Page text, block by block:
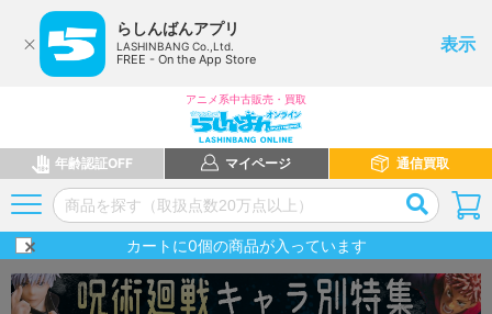
らしんばんアプリ
LASHINBANG Co.,Ltd.
FREE - On the App Store
表示
アニメ系中古販売・買取
年齢認証OFF マイページ 通信買取
カートに0個の商品が入っています